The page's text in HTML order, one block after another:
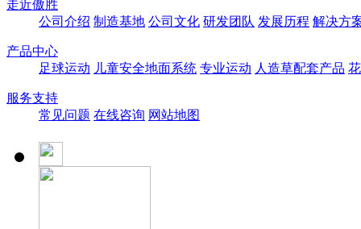
走近傲胜
公司介绍 制造基地 公司文化 研发团队 发展历程 解决方
产品中心
足球运动 儿童安全地面系统 专业运动 人造草配套产品
服务支持
常见问题 在线咨询 网站地图